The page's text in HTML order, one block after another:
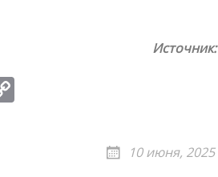
Источник:
10 июня, 2025